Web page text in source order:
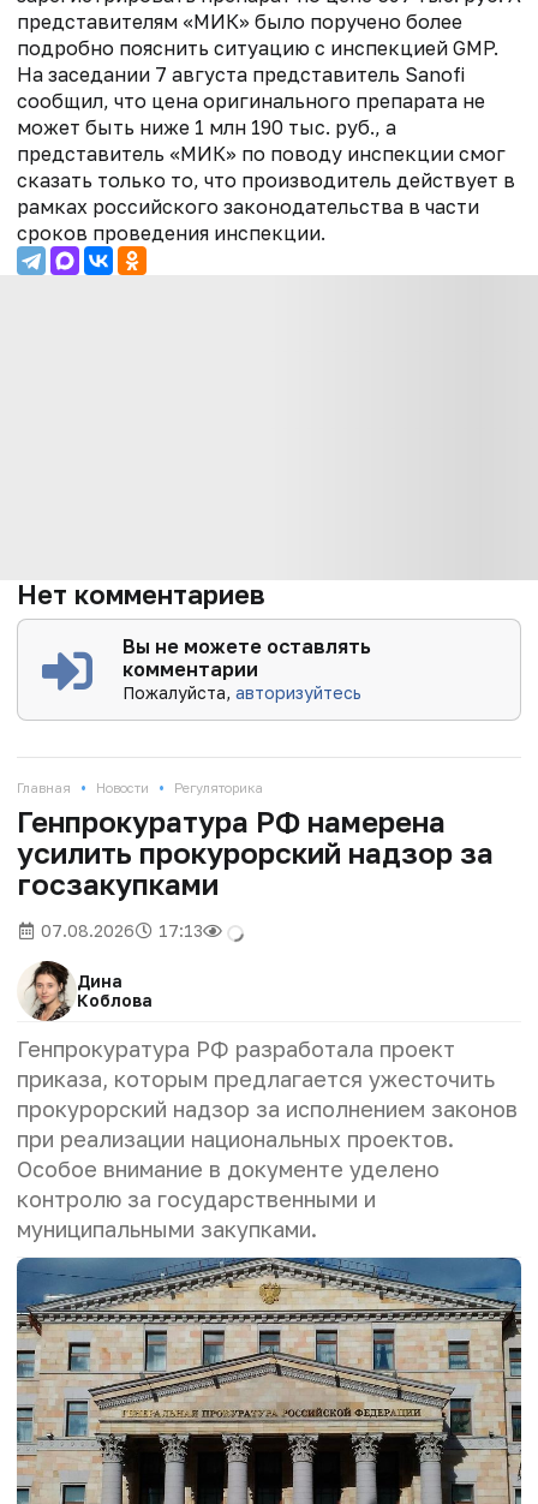
представителям «МИК» было поручено более
подробно пояснить ситуацию с инспекцией GMP.
На заседании 7 августа представитель Sanofi
сообщил, что цена оригинального препарата не
может быть ниже 1 млн 190 тыс. руб., а
представитель «МИК» по поводу инспекции смог
сказать только то, что производитель действует в
рамках российского законодательства в части
сроков проведения инспекции.
Нет комментариев
Вы не можете оставлять
комментарии
Пожалуйста,авторизуйтесь
Главная • Новости • Регуляторика
Генпрокуратура РФ намерена
усилить прокурорский надзор за
госзакупками
07.08.2026 17:13
Дина
Коблова
Генпрокуратура РФ разработала проект
приказа, которым предлагается ужесточить
прокурорский надзор за исполнением законов
при реализации национальных проектов.
Особое внимание в документе уделено
контролю за государственными и
муниципальными закупками.